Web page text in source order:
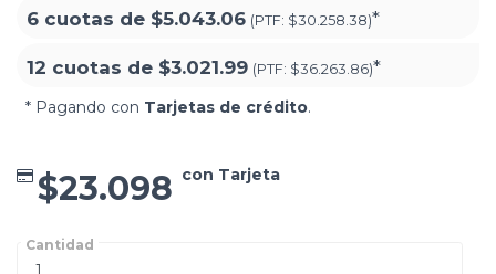
6 cuotas de $5.043.06 (PTF: $30.258.38)*
12 cuotas de $3.021.99 (PTF: $36.263.86)*
* Pagando con Tarjetas de crédito.
$23.098 con Tarjeta
Cantidad